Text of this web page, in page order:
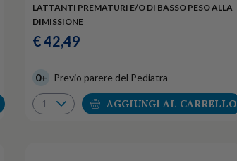
LATTANTI PREMATURI E/O DI BASSO PESO ALLA
DIMISSIONE
€ 42,49
0+ Previo parere del Pediatra
AGGIUNGI AL CARRELLO